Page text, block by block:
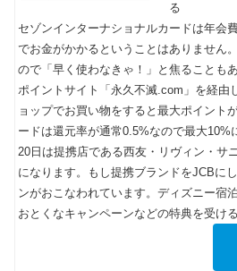
る
セゾンインターナショナルカードは年会
でお金がかかるということはありません
ので「早く使わなきゃ！」と焦ることも
ポイントサイト「永久不滅.com」を経由
ョップでお買い物をすると最大ポイント
ードは還元率が通常0.5%なので最大10%
20日は提携店である西友・リヴィン・サ
になります。もし提携ブランドをJCBに
ンがおこなわれています。ディズニー宿
おとくなキャンペーンなどの特典を受け